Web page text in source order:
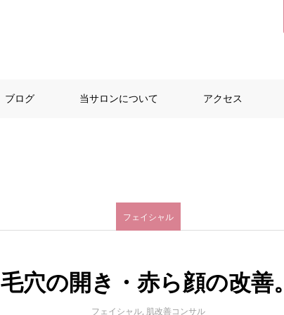
ブログ 当サロンについて アクセス
フェイシャル
毛穴の開き・赤ら顔の改善。
フェイシャル, 肌改善コンサル